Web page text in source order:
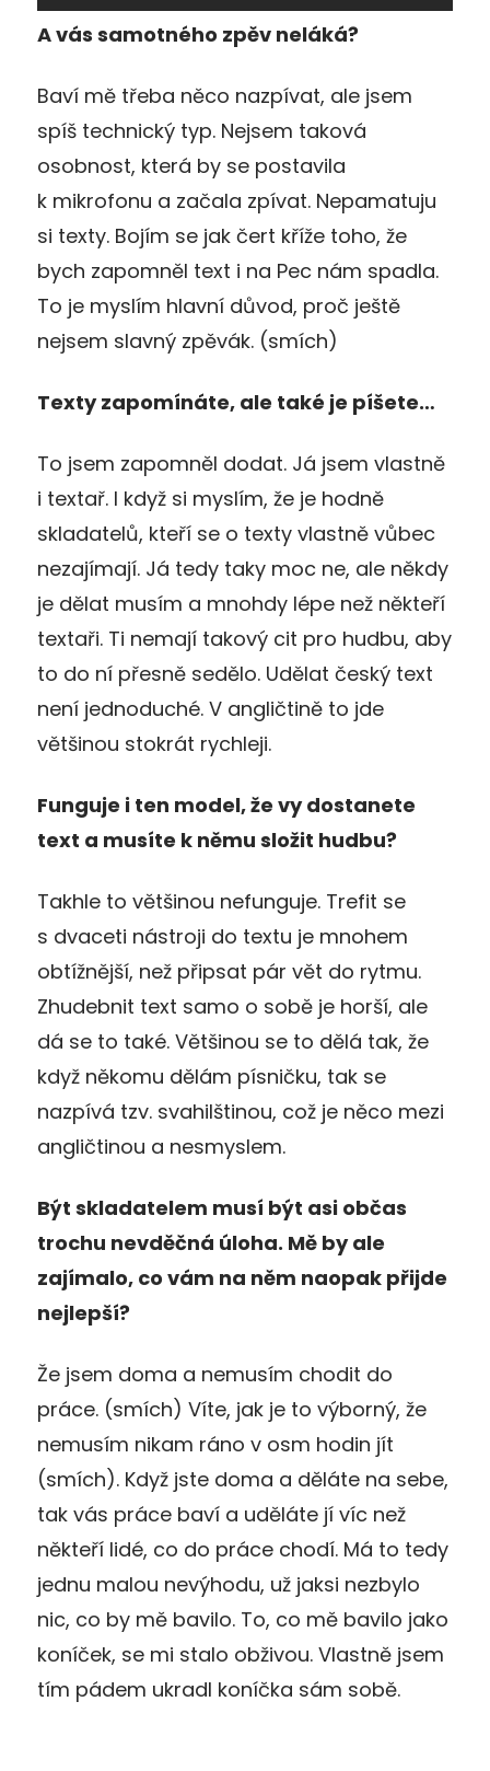
A vás samotného zpěv neláká?
Baví mě třeba něco nazpívat, ale jsem
spíš technický typ. Nejsem taková
osobnost, která by se postavila
k mikrofonu a začala zpívat. Nepamatuju
si texty. Bojím se jak čert kříže toho, že
bych zapomněl text i na Pec nám spadla.
To je myslím hlavní důvod, proč ještě
nejsem slavný zpěvák. (smích)
Texty zapomínáte, ale také je píšete…
To jsem zapomněl dodat. Já jsem vlastně
i textař. I když si myslím, že je hodně
skladatelů, kteří se o texty vlastně vůbec
nezajímají. Já tedy taky moc ne, ale někdy
je dělat musím a mnohdy lépe než někteří
textaři. Ti nemají takový cit pro hudbu, aby
to do ní přesně sedělo. Udělat český text
není jednoduché. V angličtině to jde
většinou stokrát rychleji.
Funguje i ten model, že vy dostanete
text a musíte k němu složit hudbu?
Takhle to většinou nefunguje. Trefit se
s dvaceti nástroji do textu je mnohem
obtížnější, než připsat pár vět do rytmu.
Zhudebnit text samo o sobě je horší, ale
dá se to také. Většinou se to dělá tak, že
když někomu dělám písničku, tak se
nazpívá tzv. svahilštinou, což je něco mezi
angličtinou a nesmyslem.
Být skladatelem musí být asi občas
trochu nevděčná úloha. Mě by ale
zajímalo, co vám na něm naopak přijde
nejlepší?
Že jsem doma a nemusím chodit do
práce. (smích) Víte, jak je to výborný, že
nemusím nikam ráno v osm hodin jít
(smích). Když jste doma a děláte na sebe,
tak vás práce baví a uděláte jí víc než
někteří lidé, co do práce chodí. Má to tedy
jednu malou nevýhodu, už jaksi nezbylo
nic, co by mě bavilo. To, co mě bavilo jako
koníček, se mi stalo obživou. Vlastně jsem
tím pádem ukradl koníčka sám sobě.